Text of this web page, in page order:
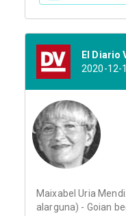
El Diario
2020-12-
Maixabel Uria
alarguna) - Goian